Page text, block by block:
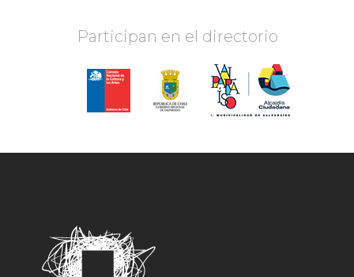
Participan en el directorio